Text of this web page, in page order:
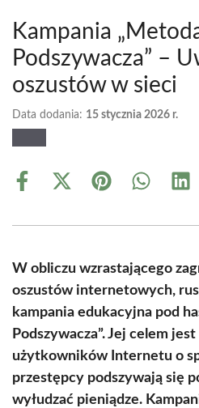
Kampania
Podszywacza” –
oszustów w sieci
Data dodania: 15 stycznia 2026 r.
Share
Share
(Twitter)
Share Share
W obliczu wzrastającego
oszustów internetowych,
kampania edukacyjna pod
Podszywacza”. Jej celem
użytkowników Internetu o
przestępcy podszywają się
wyłudzać pieniądze.